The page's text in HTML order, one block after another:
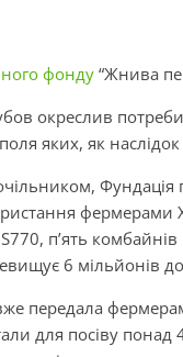
фонду “Жнива
окреслив
яких, як наслідок
фермерами
п’ять
6 мільйонів
передала
для посіву